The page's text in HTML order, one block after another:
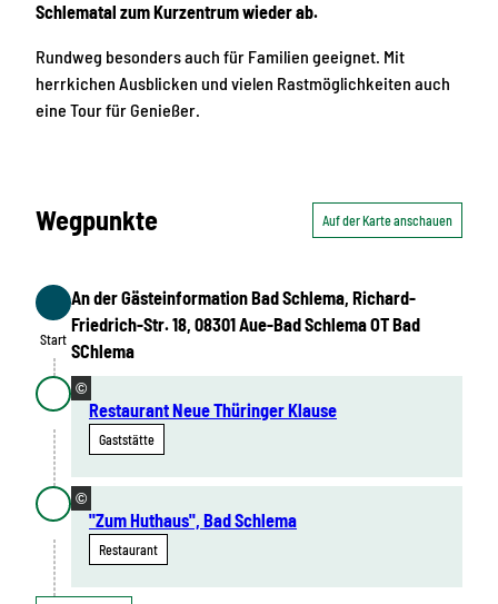
Schlematal zum Kurzentrum wieder ab.
Rundweg besonders auch für Familien geeignet. Mit
herrkichen Ausblicken und vielen Rastmöglichkeiten auch
eine Tour für Genießer.
Wegpunkte Auf der Karte anschauen
Start
Start
An der Gästeinformation Bad Schlema, Richard-
Friedrich-Str. 18, 08301 Aue-Bad Schlema OT Bad
SChlema
©
Restaurant Neue Thüringer Klause
Gaststätte
©
"Zum Huthaus", Bad Schlema
Restaurant